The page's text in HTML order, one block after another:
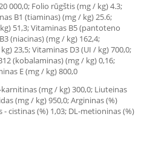
000,0; Folio rūgštis (mg / kg) 4.3;
B1 (tiaminas) (mg / kg) 25.6;
51,3; Vitaminas B5 (pantoteno
(niacinas) (mg / kg) 162,4;
23,5; Vitaminas D3 (UI / kg) 700,0;
(kobalaminas) (mg / kg) 0,16;
E (mg / kg) 800,0
(mg / kg) 300,0; Liuteinas
(mg / kg) 950,0; Argininas (%)
- cistinas (%) 1,03; DL-metioninas (%)